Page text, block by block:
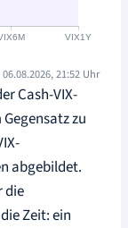
21:52 Uhr
Cash-VIX-
zu
abgebildet.
die
Zeit: ein